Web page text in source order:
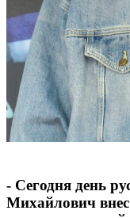
- Сегодня день
Михайлович